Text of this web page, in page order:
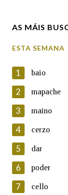
En cumprimento
Protección de
Galega informa
electrónico, así
persoal, que
automatizado de
ficheiros
seu dereito de
seus datos
AS MÁIS
ESTA SEMANA
1 baio
2 mapache
3 maino
4 cerzo
5 dar
6 poder
7 cello